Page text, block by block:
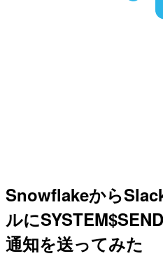
Snowflakeから
ルに
通知を送ってみた